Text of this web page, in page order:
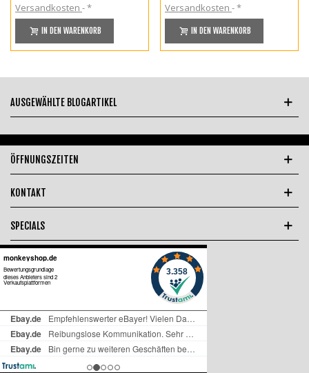
Versandkosten
*
IN DEN WARENKORB
Versandkosten
*
IN DEN WARENKORB
AUSGEWÄHLTE BLOGARTIKEL
ÖFFNUNGSZEITEN
KONTAKT
SPECIALS